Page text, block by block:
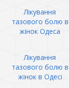
Лікування
тазового болю в
жінок Одеса
Лікування
тазового болю в
жінок в Одесі